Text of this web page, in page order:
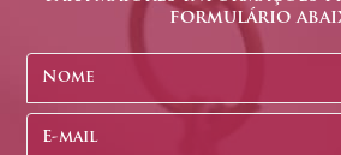
formulário